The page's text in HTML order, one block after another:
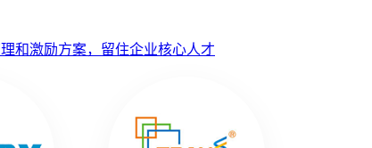
和激励方案，留住企业核心人才